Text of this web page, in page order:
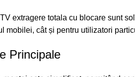
extragere totala cu blocare sunt
mobilei, cât și pentru utilizatori
Principale